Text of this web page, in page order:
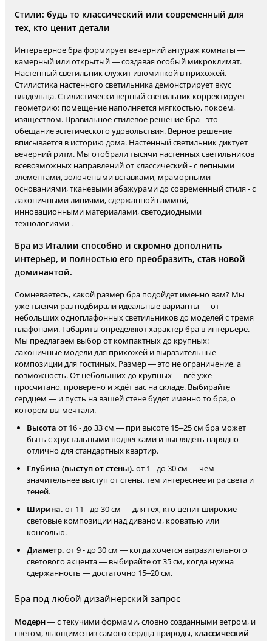
Стили: будь то классический или современный для
тех, кто ценит детали
Интерьерное бра формирует вечерний антураж комнаты —
камерный или открытый — создавая особый микроклимат.
Настенный светильник служит изюминкой в прихожей.
Стилистика настенного светильника демонстрирует вкус
владельца. Стилистически верный светильник корректирует
геометрию: помещение наполняется мягкостью, покоем,
изяществом. Правильное стилевое решение бра - это
обещание эстетического удовольствия. Верное решение
вписывается в историю дома. Настенный светильник диктует
вечерний ритм. Мы отобрали тысячи настенных светильников
всевозможных направлений от классический - с лепными
элементами, золочеными вставками, мраморными
основаниями, тканевыми абажурами до современный стиля - с
лаконичными линиями, сдержанной гаммой,
инновационными материалами, светодиодными
технологиями .
Бра из Италии способно и скромно дополнить
интерьер, и полностью его преобразить, став новой
доминантой.
Сомневаетесь, какой размер бра подойдет именно вам? Мы
уже тысячи раз подбирали идеальные варианты — от
небольших одноплафонных светильников до моделей с тремя
плафонами. Габариты определяют характер бра в интерьере.
Мы предлагаем выбор от компактных до крупных:
лаконичные модели для прихожей и выразительные
композиции для гостиных. Размер — это не ограничение, а
возможность. От небольших до крупных — всё уже
просчитано, проверено и ждёт вас на складе. Выбирайте
сердцем — и пусть на вашей стене будет именно то бра, о
котором вы мечтали.
Высота от 16 - до 33 см — при высоте 15–25 см бра может
быть с хрустальными подвесками и выглядеть нарядно —
отлично для стандартных квартир.
Глубина (выступ от стены). от 1 - до 30 см — чем
значительнее выступ от стены, тем интереснее игра света и
теней.
Ширина. от 11 - до 30 см — для тех, кто ценит широкие
световые композиции над диваном, кроватью или
консолью.
Диаметр. от 9 - до 30 см — когда хочется выразительного
светового акцента — выбирайте от 35 см, когда нужна
сдержанность — достаточно 15–20 см.
Бра под любой дизайнерский запрос
Модерн— с текучими формами, словно созданными ветром, и
светом, льющимся из самого сердца природы, классический